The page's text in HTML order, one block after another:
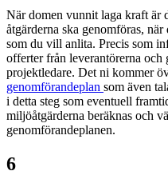
När domen vunnit laga kraft är
åtgärderna ska genomföras,
som du vill anlita. Precis som
offerter från leverantörerna och
projektledare. Det ni kommer
genomförandeplan som även
i detta steg som eventuell
miljöåtgärderna beräknas och
genomförandeplanen.
6